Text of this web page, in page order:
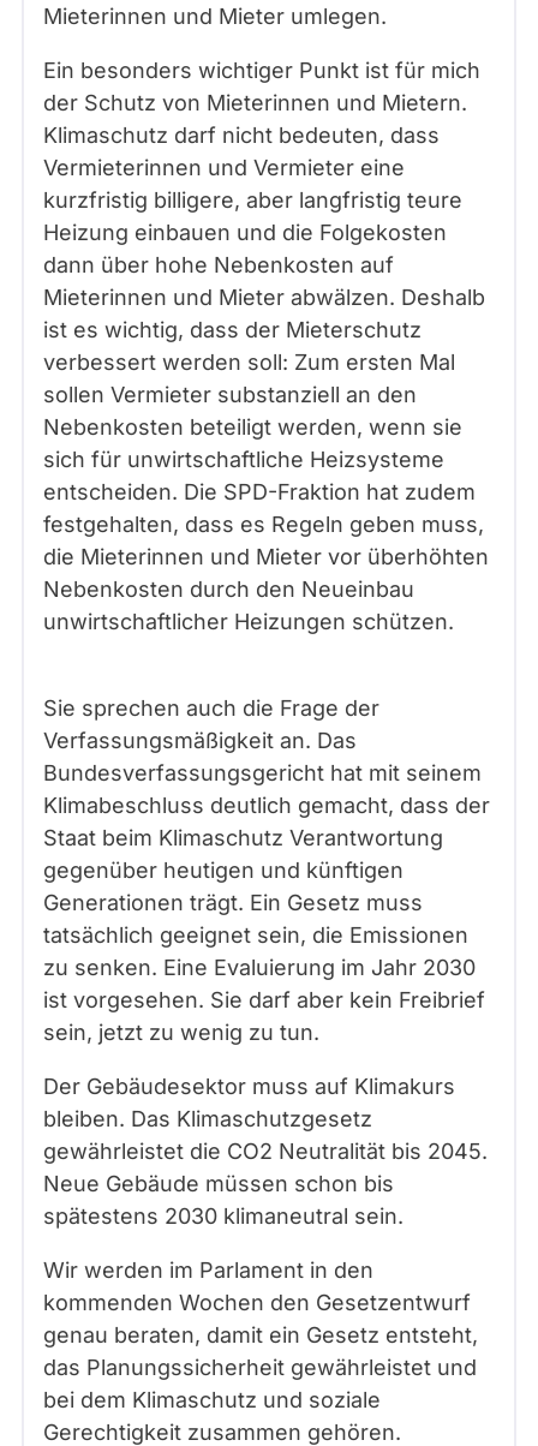
Mieterinnen und Mieter umlegen.
Ein besonders wichtiger Punkt ist für mich
der Schutz von Mieterinnen und Mietern.
Klimaschutz darf nicht bedeuten, dass
Vermieterinnen und Vermieter eine
kurzfristig billigere, aber langfristig teure
Heizung einbauen und die Folgekosten
dann über hohe Nebenkosten auf
Mieterinnen und Mieter abwälzen. Deshalb
ist es wichtig, dass der Mieterschutz
verbessert werden soll: Zum ersten Mal
sollen Vermieter substanziell an den
Nebenkosten beteiligt werden, wenn sie
sich für unwirtschaftliche Heizsysteme
entscheiden. Die SPD-Fraktion hat zudem
festgehalten, dass es Regeln geben muss,
die Mieterinnen und Mieter vor überhöhten
Nebenkosten durch den Neueinbau
unwirtschaftlicher Heizungen schützen.
Sie sprechen auch die Frage der
Verfassungsmäßigkeit an. Das
Bundesverfassungsgericht hat mit seinem
Klimabeschluss deutlich gemacht, dass der
Staat beim Klimaschutz Verantwortung
gegenüber heutigen und künftigen
Generationen trägt. Ein Gesetz muss
tatsächlich geeignet sein, die Emissionen
zu senken. Eine Evaluierung im Jahr 2030
ist vorgesehen. Sie darf aber kein Freibrief
sein, jetzt zu wenig zu tun.
Der Gebäudesektor muss auf Klimakurs
bleiben. Das Klimaschutzgesetz
gewährleistet die CO2 Neutralität bis 2045.
Neue Gebäude müssen schon bis
spätestens 2030 klimaneutral sein.
Wir werden im Parlament in den
kommenden Wochen den Gesetzentwurf
genau beraten, damit ein Gesetz entsteht,
das Planungssicherheit gewährleistet und
bei dem Klimaschutz und soziale
Gerechtigkeit zusammen gehören.